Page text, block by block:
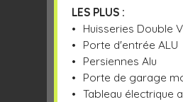
LES PLUS :
Huisseries Double
Porte d'entrée ALU
Persiennes Alu
Porte de garage
Tableau électrique